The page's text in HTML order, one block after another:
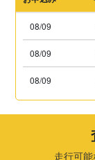
08/09
08/09
08/09
走行可